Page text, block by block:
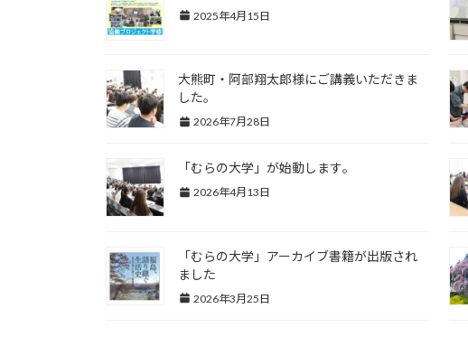
2025年4月15日
大熊町・阿部翔太郎様にご講義いただきま
した。
2026年7月28日
「むらの大学」が始動します｡
2026年4月13日
「むらの大学」アーカイブ書籍が出版され
ました
2026年3月25日